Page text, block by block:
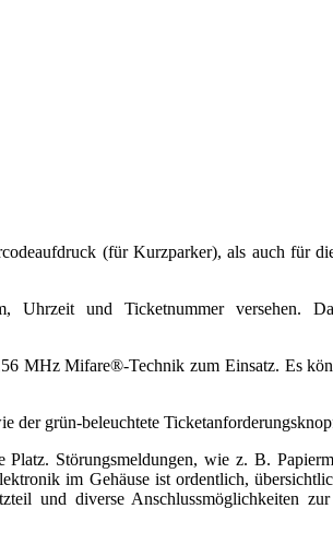
(für Kurzparker), als auch für
Uhrzeit und Ticketnummer versehen.
Mifare®-Technik zum Einsatz. Es
grün-beleuchtete
Störungsmeldungen, wie z. B.
im Gehäuse ist ordentlich,
und diverse Anschlussmöglichkeiten